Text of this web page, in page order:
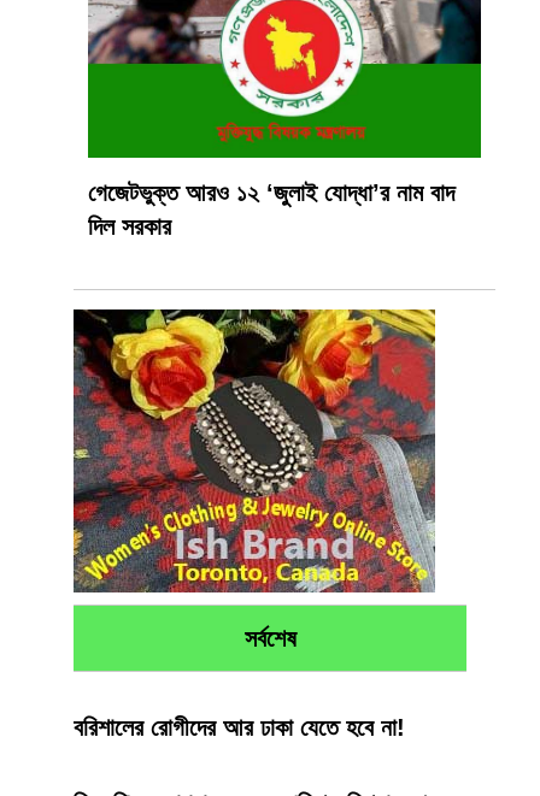
গেজেটভুক্ত আরও ১২ ‘জুলাই যোদ্ধা’র নাম বাদ
দিল সরকার
সর্বশেষ
বরিশালের রোগীদের আর ঢাকা যেতে হবে না!